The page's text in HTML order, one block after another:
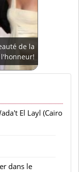
de la
El Layl (Cairo
dans le